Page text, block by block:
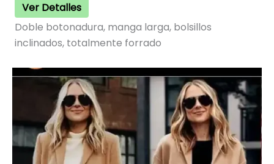
Ver Detalles
Doble botonadura, manga larga, bolsillos
inclinados, totalmente forrado